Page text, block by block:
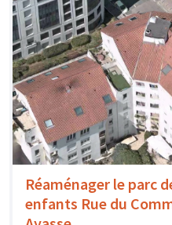
Réaménager le parc
enfants Rue du